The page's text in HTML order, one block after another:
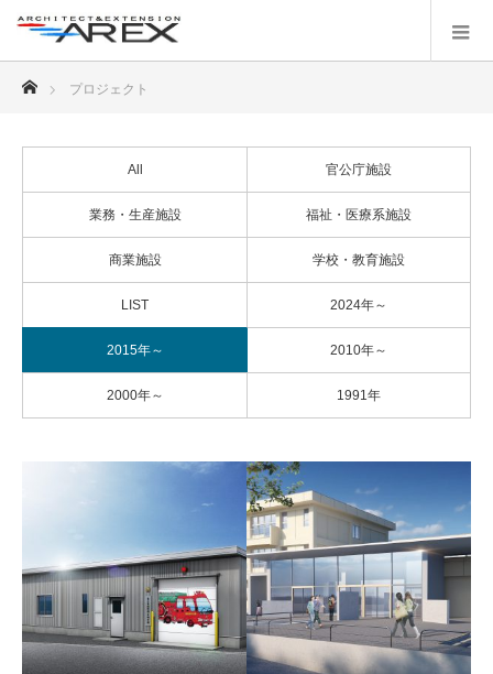
プロジェクト
All 官公庁施設
業務・生産施設 福祉・医療系施設
商業施設 学校・教育施設
LIST 2024年～
2015年～ 2010年～
2000年～ 1991年